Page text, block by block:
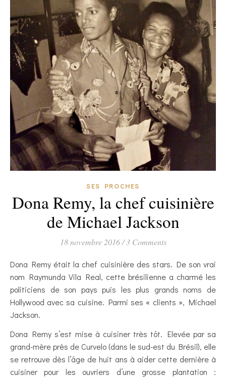
SES PROCHES
Dona Remy, la chef cuisinière
de Michael Jackson
18 novembre 2016 / 3 Comments
Dona Remy était la chef cuisinière des stars. De son vrai
nom Raymunda Vila Real, cette brésilienne a charmé les
politiciens de son pays puis les plus grands noms de
Hollywood avec sa cuisine. Parmi ses « clients », Michael
Jackson.
Dona Remy s’est mise à cuisiner très tôt. Elevée par sa
grand-mère près de Curvelo (dans le sud-est du Brésil), elle
se retrouve dès l’âge de huit ans à aider cette dernière à
cuisiner pour les ouvriers d’une grosse plantation :